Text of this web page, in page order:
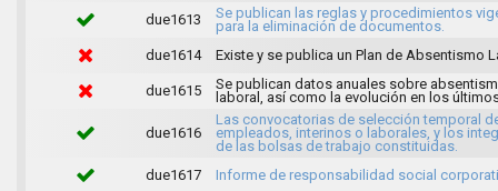
due1613
Se publican las reglas y procedimientos
para la eliminación de documentos.
due1614
Existe y se publica un Plan de Absentismo
due1615
Se publican datos anuales sobre
laboral, así como la evolución en los
due1616
Las convocatorias de selección temporal
empleados, interinos o laborales, y los
de las bolsas de trabajo constituidas.
due1617
Informe de responsabilidad social